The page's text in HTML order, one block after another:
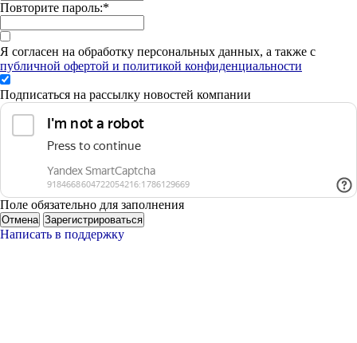
Повторите пароль:*
Я согласен на обработку персональных данных, а также с
публичной офертой и политикой конфиденциальности
Подписаться на рассылку новостей компании
Поле обязательно для заполнения
Отмена Зарегистрироваться
Написать в поддержку